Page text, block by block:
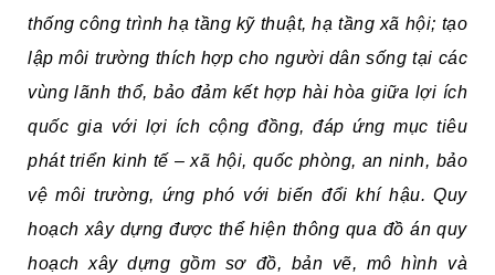
thống công trình hạ tầng kỹ thuật, hạ tầng xã hội; tạo
lập môi trường thích hợp cho người dân sống tại các
vùng lãnh thổ, bảo đảm kết hợp hài hòa giữa lợi ích
quốc gia với lợi ích cộng đồng, đáp ứng mục tiêu
phát triển kinh tế – xã hội, quốc phòng, an ninh, bảo
vệ môi trường, ứng phó với biến đổi khí hậu. Quy
hoạch xây dựng được thể hiện thông qua đồ án quy
hoạch xây dựng gồm sơ đồ, bản vẽ, mô hình và